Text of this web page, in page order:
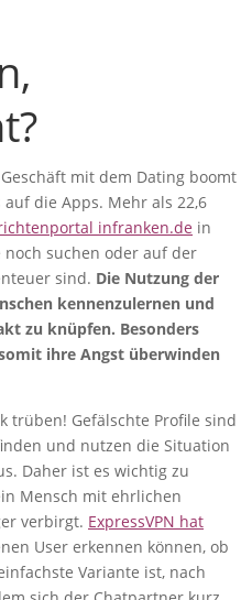
mit dem Dating boomt
die Apps. Mehr als 22,6
infranken.de in
suchen oder auf der
sind. Die Nutzung der
kennenzulernen und
zu knüpfen. Besonders
ihre Angst überwinden
trüben! Gefälschte Profile sind
und nutzen die Situation
Daher ist es wichtig zu
Mensch mit ehrlichen
verbirgt. ExpressVPN hat
User erkennen können, ob
Variante ist, nach